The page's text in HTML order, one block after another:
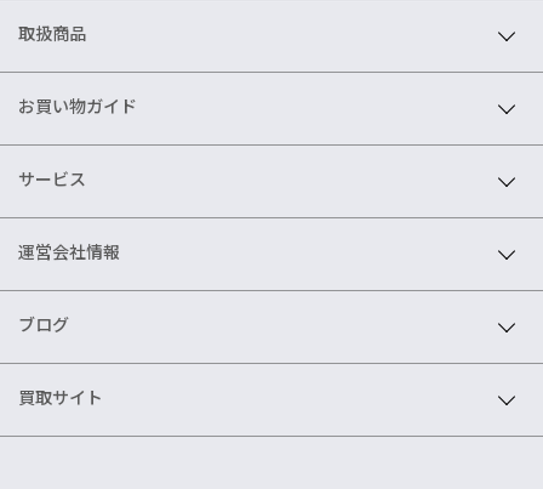
取扱商品
お買い物ガイド
サービス
運営会社情報
ブログ
買取サイト